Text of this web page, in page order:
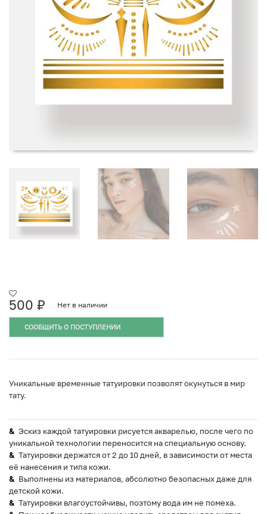
500 ₽ Нет в наличии
СООБЩИТЬ О ПОСТУПЛЕНИИ
Уникальные временные татуировки позволят окунуться в мир
тату.
Эскиз каждой татуировки рисуется акварелью, после чего по
уникальной технологии переносится на специальную основу.
Татуировки держатся от 2 до 10 дней, в зависимости от места
её нанесения и типа кожи.
Выполнены из материалов, абсолютно безопасных даже для
детской кожи.
Татуировки влагоустойчивы, поэтому вода им не помеха.